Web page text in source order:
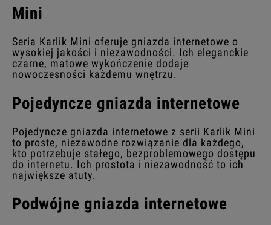
Mini
Seria Karlik Mini oferuje gniazda internetowe o
wysokiej jakości i niezawodności. Ich eleganckie
czarne, matowe wykończenie dodaje
nowoczesności każdemu wnętrzu.
Pojedyncze gniazda internetowe
Pojedyncze gniazda internetowe z serii Karlik Mini
to proste, niezawodne rozwiązanie dla każdego,
kto potrzebuje stałego, bezproblemowego dostępu
do internetu. Ich prostota i niezawodność to ich
największe atuty.
Podwójne gniazda internetowe